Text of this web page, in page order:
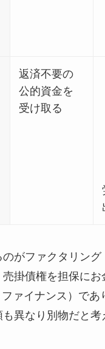
返済不要の
公的資金を
受け取る
がファクタリング
売掛債権を担保に
ァイナンス）であ
異なり別物だと考